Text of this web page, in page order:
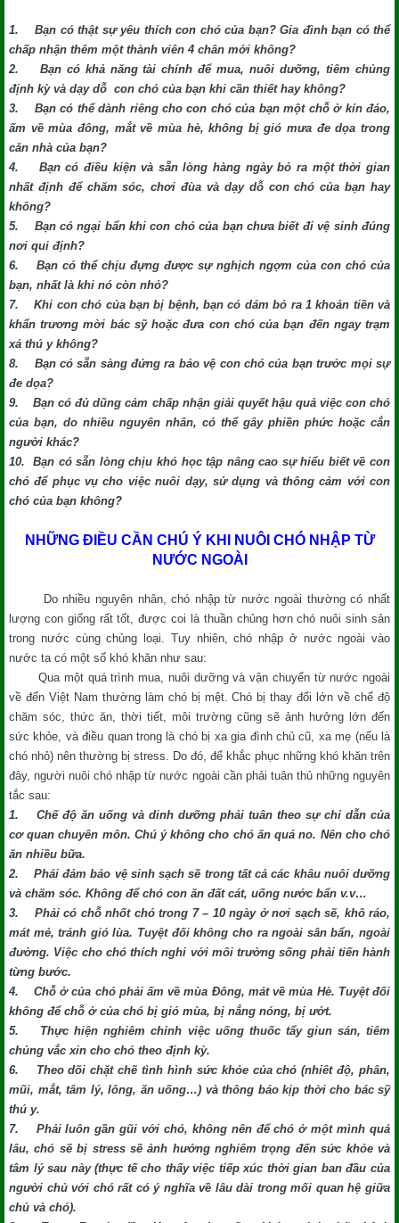
1. Bạn có thật sự yêu thích con chó của bạn? Gia đình bạn có thể
chấp nhận thêm một thành viên 4 chân mới không?
2. Bạn có khả năng tài chính để mua, nuôi dưỡng, tiêm chủng
định kỳ và dạy dỗ con chó của bạn khi cần thiết hay không?
3. Bạn có thể dành riêng cho con chó của bạn một chỗ ở kín đáo,
ấm về mùa đông, mắt về mùa hè, không bị gió mưa đe dọa trong
căn nhà của bạn?
4. Bạn có điều kiện và sẵn lòng hàng ngày bỏ ra một thời gian
nhất định để chăm sóc, chơi đùa và dạy dỗ con chó của bạn hay
không?
5. Bạn có ngại bẩn khi con chó của bạn chưa biết đi vệ sinh đúng
nơi qui định?
6. Bạn có thể chịu đựng được sự nghịch ngợm của con chó của
bạn, nhất là khi nó còn nhỏ?
7. Khi con chó của bạn bị bệnh, bạn có dám bỏ ra 1 khoản tiền và
khẩn trương mời bác sỹ hoặc đưa con chó của bạn đến ngay trạm
xá thú y không?
8. Bạn có sẵn sàng đứng ra bảo vệ con chó của bạn trước mọi sự
đe dọa?
9. Bạn có đủ dũng cảm chấp nhận giải quyết hậu quả việc con chó
của bạn, do nhiều nguyên nhân, có thể gây phiền phức hoặc cắn
người khác?
10. Bạn có sẵn lòng chịu khó học tập nâng cao sự hiểu biết về con
chó để phục vụ cho việc nuôi dạy, sử dụng và thông cảm với con
chó của bạn không?
NHỮNG ĐIỀU CẦN CHÚ Ý KHI NUÔI CHÓ NHẬP TỪ
NƯỚC NGOÀI
Do nhiều nguyên nhân, chó nhập từ nước ngoài thường có nhất
lượng con giống rất tốt, được coi là thuần chủng hơn chó nuôi sinh sản
trong nước cùng chủng loại. Tuy nhiên, chó nhập ở nước ngoài vào
nước ta có một số khó khăn như sau:
Qua một quá trình mua, nuôi dưỡng và vận chuyển từ nước ngoài
về đến Việt Nam thường làm chó bị mệt. Chó bị thay đổi lớn về chế độ
chăm sóc, thức ăn, thời tiết, môi trường cũng sẽ ảnh hưởng lớn đến
sức khỏe, và điều quan trong là chó bị xa gia đình chủ cũ, xa mẹ (nếu là
chó nhỏ) nên thường bị stress. Do đó, để khắc phục những khó khăn trên
đây, người nuôi chó nhập từ nước ngoài cần phải tuân thủ những nguyên
tắc sau:
1. Chế độ ăn uống và dinh dưỡng phải tuân theo sự chỉ dẫn của
cơ quan chuyên môn. Chú ý không cho chó ăn quá no. Nên cho chó
ăn nhiều bữa.
2. Phải đảm bảo vệ sinh sạch sẽ trong tất cả các khâu nuôi dưỡng
và chăm sóc. Không để chó con ăn đất cát, uống nước bẩn v.v…
3. Phải có chỗ nhốt chó trong 7 – 10 ngày ở nơi sạch sẽ, khô ráo,
mát mẻ, tránh gió lùa. Tuyệt đối không cho ra ngoài sân bẩn, ngoài
đường. Việc cho chó thích nghi với môi trường sống phải tiến hành
từng bước.
4. Chỗ ở của chó phải ấm về mùa Đông, mát về mùa Hè. Tuyệt đối
không để chỗ ở của chó bị gió mùa, bị nắng nóng, bị ướt.
5. Thực hiện nghiêm chỉnh việc uống thuốc tẩy giun sán, tiêm
chủng vắc xin cho chó theo định kỳ.
6. Theo dõi chặt chẽ tình hình sức khỏe của chó (nhiêt độ, phân,
mũi, mắt, tâm lý, lông, ăn uống…) và thông báo kịp thời cho bác sỹ
thú y.
7. Phải luôn gần gũi với chó, không nên để chó ở một mình quá
lâu, chó sẽ bị stress sẽ ảnh hưởng nghiêm trọng đến sức khỏe và
tâm lý sau này (thực tế cho thấy việc tiếp xúc thời gian ban đầu của
người chủ với chó rất có ý nghĩa về lâu dài trong mối quan hệ giữa
chủ và chó).